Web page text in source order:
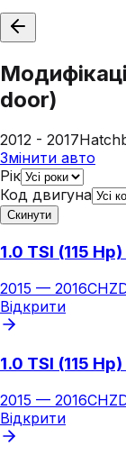
door)
2012 - 2017
Змінити авто
Рік
Код двигуна
Скинути
1.0 TSI (115
2015 — 2016
Відкрити
1.0 TSI (115
2015 — 2016
Відкрити